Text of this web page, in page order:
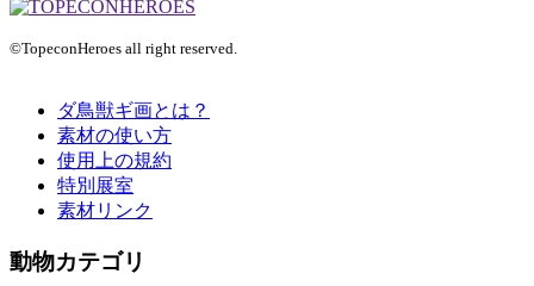
©TopeconHeroes all right reserved.
ダ鳥獣ギ画とは？
素材の使い方
使用上の規約
特別展室
素材リンク
動物カテゴリ